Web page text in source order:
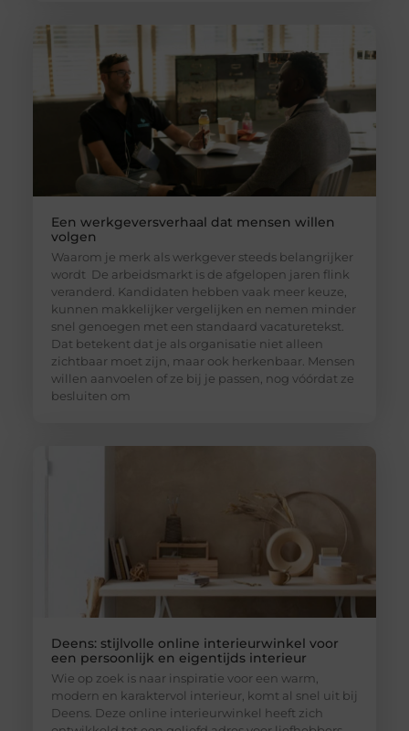
Een werkgeversverhaal dat mensen willen
volgen
Waarom je merk als werkgever steeds belangrijker
wordt De arbeidsmarkt is de afgelopen jaren flink
veranderd. Kandidaten hebben vaak meer keuze,
kunnen makkelijker vergelijken en nemen minder
snel genoegen met een standaard vacaturetekst.
Dat betekent dat je als organisatie niet alleen
zichtbaar moet zijn, maar ook herkenbaar. Mensen
willen aanvoelen of ze bij je passen, nog vóórdat ze
besluiten om
Deens: stijlvolle online interieurwinkel voor
een persoonlijk en eigentijds interieur
Wie op zoek is naar inspiratie voor een warm,
modern en karaktervol interieur, komt al snel uit bij
Deens. Deze online interieurwinkel heeft zich